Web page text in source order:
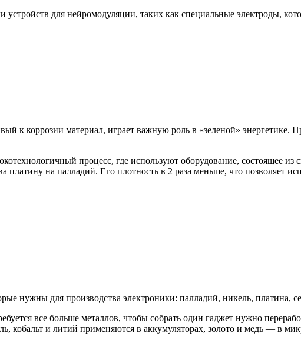
для нейромодуляции, таких как специальные электроды,
к коррозии материал, играет важную роль в «зеленой» энергетике.
процесс, где используют оборудование, состоящее из
платину на палладий. Его плотность в 2 раза меньше, что позволяет
нужны для производства электроники: палладий, никель, платина,
все больше металлов, чтобы собрать один гаджет нужно
кобальт и литий применяются в аккумуляторах, золото и медь — в